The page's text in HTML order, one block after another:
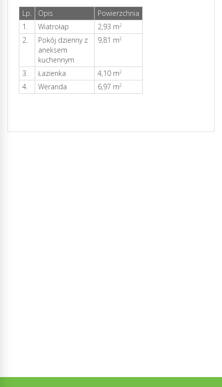
Lp. Opis
Powierzchnia
1.
Wiatrołap 2,93 m2
2.
Pokój dzienny z
aneksem
kuchennym
9,81 m2
3. Łazienka 4,10 m2
4. Weranda 6,97 m2